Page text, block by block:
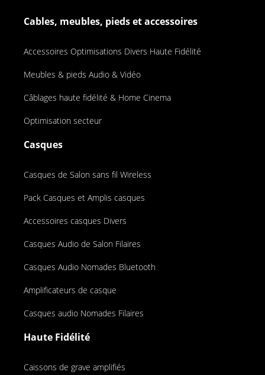
Cables, meubles, pieds et accessoires
Accessoires Optimisations Divers Haute Fidélité
Meubles & pieds Audio & Vidéo
Câblages haute fidélité & Home Cinema
Optimisation secteur
Casques
Casques de Salon sans fil Wireless
Pack Casques et Amplis casques
Accessoires casques Divers
Casques Audio de Salon Filaires
Casques Audio Nomades Bluetooth
Amplificateurs de casque
Casques audio Nomades Filaires
Haute Fidélité
Caissons de grave amplifiés